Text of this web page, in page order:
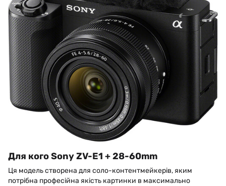
Для кого Sony ZV-E1 + 28-60mm
Ця модель створена для соло-контентмейкерів, яким
потрібна професійна якість картинки в максимально